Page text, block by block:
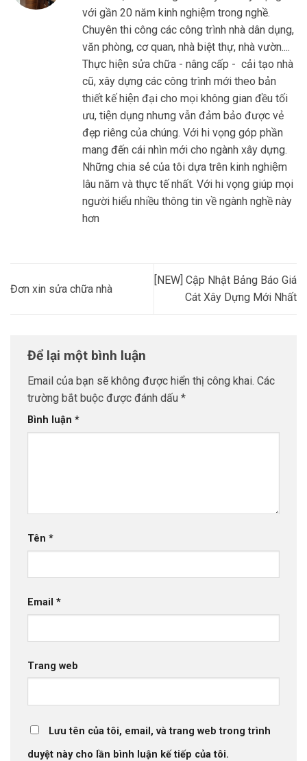
với gần 20 năm kinh nghiệm trong nghề.
Chuyên thi công các công trình nhà dân dụng,
văn phòng, cơ quan, nhà biệt thự, nhà vườn....
Thực hiện sửa chữa - nâng cấp - cải tạo nhà
cũ, xây dựng các công trình mới theo bản
thiết kế hiện đại cho mọi không gian đều tối
ưu, tiện dụng nhưng vẫn đảm bảo được vẻ
đẹp riêng của chúng. Với hi vọng góp phần
mang đến cái nhìn mới cho ngành xây dựng.
Những chia sẻ của tôi dựa trên kinh nghiệm
lâu năm và thực tế nhất. Với hi vọng giúp mọi
người hiểu nhiều thông tin về ngành nghề này
hơn
Đơn xin sửa chữa nhà
[NEW] Cập Nhật Bảng Báo Giá
Cát Xây Dựng Mới Nhất
Để lại một bình luận
Email của bạn sẽ không được hiển thị công khai. Các
trường bắt buộc được đánh dấu *
Bình luận *
Tên *
Email *
Trang web
Lưu tên của tôi, email, và trang web trong trình
duyệt này cho lần bình luận kế tiếp của tôi.